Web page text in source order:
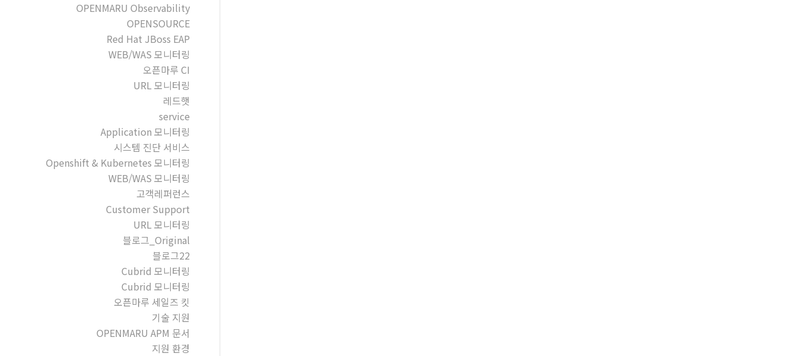
OPENMARU Observability
OPENSOURCE
Red Hat JBoss EAP
WEB/WAS 모니터링
오픈마루 CI
URL 모니터링
레드햇
service
Application 모니터링
시스템 진단 서비스
Openshift & Kubernetes 모니터링
WEB/WAS 모니터링
고객레퍼런스
Customer Support
URL 모니터링
블로그_Original
블로그22
Cubrid 모니터링
Cubrid 모니터링
오픈마루 세일즈 킷
기술 지원
OPENMARU APM 문서
지원 환경